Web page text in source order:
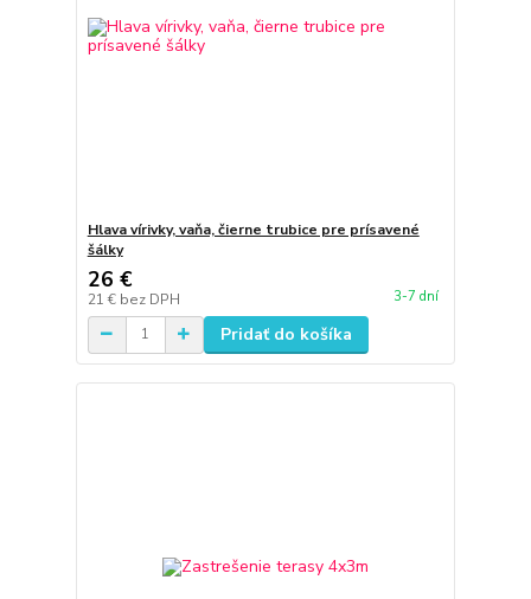
Hlava vírivky, vaňa, čierne trubice pre prísavené
šálky
26 €
21 € bez DPH 3-7 dní
Pridať do košíka